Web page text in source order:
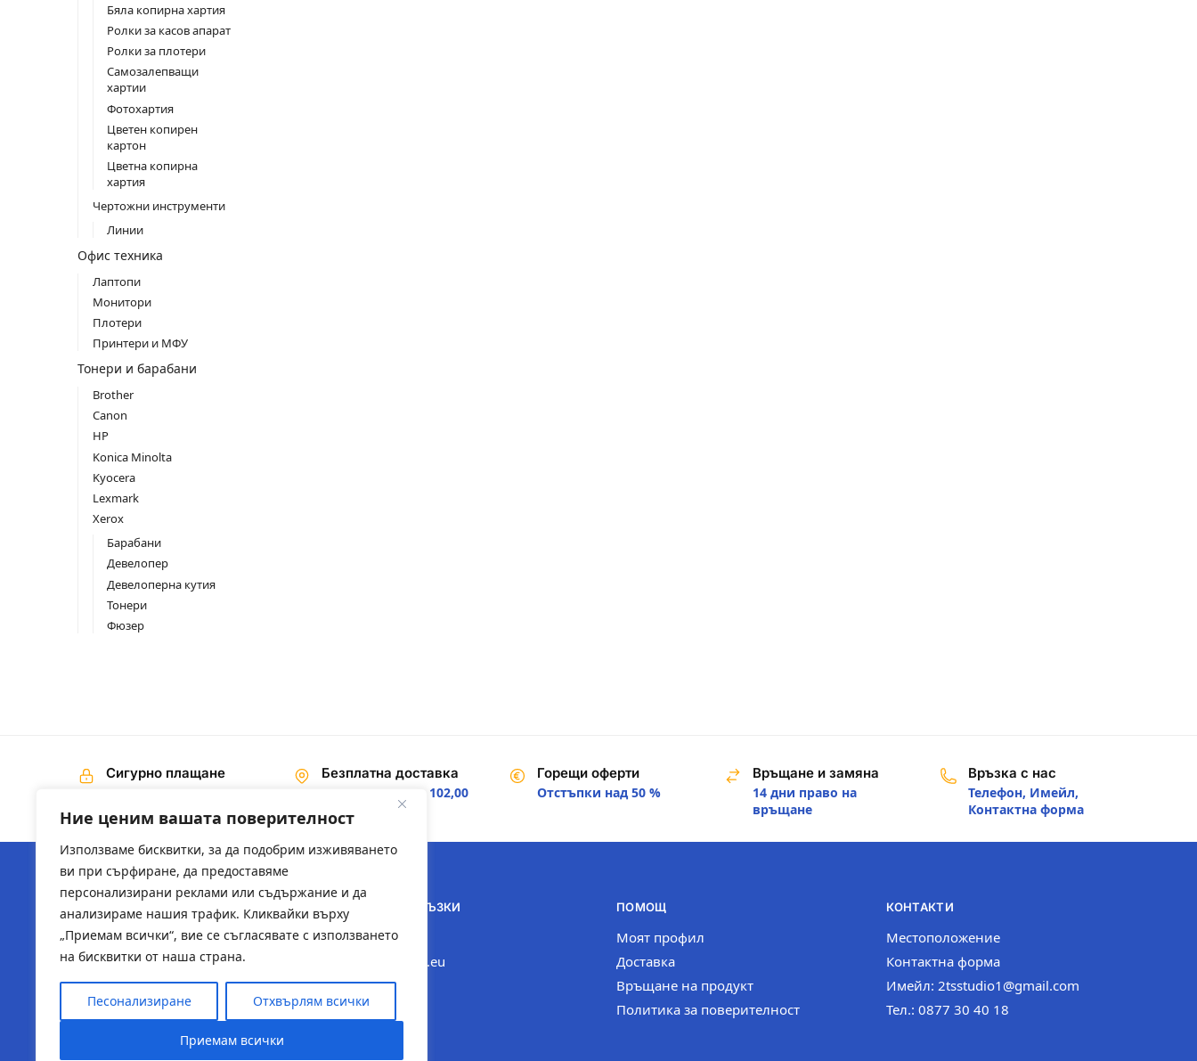
Ние ценим вашата поверителност
Използваме бисквитки, за да подобрим изживяването
ви при сърфиране, да предоставяме
персонализирани реклами или съдържание и да
анализираме нашия трафик. Кликвайки върху
„Приемам всички“, вие се съгласявате с използването
на бисквитки от наша страна.
Песонализиране Отхвърлям всички
Приемам всички
Бяла копирна хартия
Ролки за касов апарат
Ролки за плотери
Самозалепващи
хартии
Фотохартия
Цветен копирен
картон
Цветна копирна
хартия
Чертожни инструменти
Линии
Офис техника
Лаптопи
Монитори
Плотери
Принтери и МФУ
Тонери и барабани
Brother
Canon
HP
Konica Minolta
Kyocera
Lexmark
Xerox
Барабани
Девелопер
Девелоперна кутия
Тонери
Фюзер
Сигурно плащане
Безплатна доставка
На поръчки над 102,00
€ / 200,00 лв.
Горещи оферти
Отстъпки над 50 %
Връщане и замяна
14 дни право на
връщане
Връзка с нас
Телефон, Имейл,
Контактна форма
За компанията
ПОЛЕЗНИ ВРЪЗКИ
2ts-bg.com
sysadmin-bg.eu
ПОМОЩ
Моят профил
Доставка
Връщане на продукт
Политика за поверителност
КОНТАКТИ
Местоположение
Контактна форма
Имейл: 2tsstudio1@gmail.com
Тел.: 0877 30 40 18